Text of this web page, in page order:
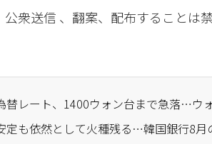
衆送信 、翻案、配布することは禁
替レート、1400ウォン台まで急落…ウ